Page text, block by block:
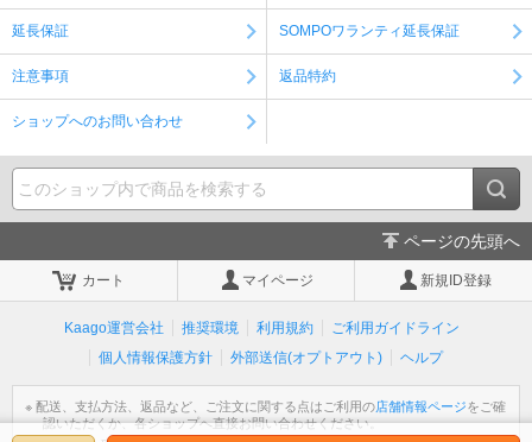
延長保証 SOMPOワランティ延長保証
注意事項 返品特約
ショップへのお問い合わせ
ページの先頭へ
カート マイページ 新規ID登録
Kaago運営会社 推奨環境 利用規約
ご利用ガイドライン
個人情報保護方針
外部送信(オプトアウト) ヘルプ
※ 配送、支払方法、返品など、ご注文に関する点はご利用の店舗情報ページをご確
認いただくか、各ショップへ直接お問い合わせください。